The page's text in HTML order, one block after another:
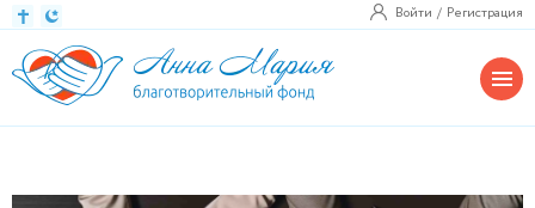
Войти Регистрация